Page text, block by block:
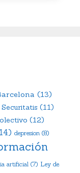
(13)
(11)
(12)
depresion (8)
artificial (7) Ley de